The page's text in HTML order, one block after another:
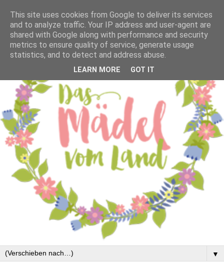
▼
This site uses cookies from Google to deliver its services
and to analyze traffic. Your IP address and user-agent are
shared with Google along with performance and security
metrics to ensure quality of service, generate usage
statistics, and to detect and address abuse.
LEARN MORE GOT IT